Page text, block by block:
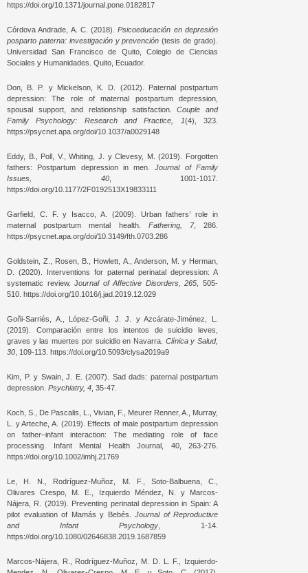
https://doi.org/10.1371/journal.pone.0182817
Córdova Andrade, A. C. (2018).Psicoeducación en depresión
posparto paterna: investigación y prevención (tesis de grado).
Universidad San Francisco de Quito, Colegio de Ciencias
Sociales y Humanidades. Quito, Ecuador.
Don, B. P. y Mickelson, K. D. (2012). Paternal postpartum
depression: The role of maternal postpartum depression,
spousal support, and relationship satisfaction.Couple and
Family Psychology: Research and Practice, 1(4), 323.
https://psycnet.apa.org/doi/10.1037/a0029148
Eddy, B., Poll, V., Whiting, J. y Clevesy, M. (2019). Forgotten
fathers: Postpartum depression in men.Journal of Family
Issues, 40, 1001-1017.
https://doi.org/10.1177/2F0192513X19833111
Garfield, C. F. y Isacco, A. (2009). Urban fathers’ role in
maternal postpartum mental health. Fathering, 7, 286.
https://psycnet.apa.org/doi/10.3149/fth.0703.286
Goldstein, Z., Rosen, B., Howlett, A., Anderson, M. y Herman,
D. (2020). Interventions for paternal perinatal depression: A
systematic review. Journal of Affective Disorders, 265, 505-
510. https://doi.org/10.1016/j.jad.2019.12.029
Goñi-Sarriés, A., López-Goñi, J. J. y Azcárate-Jiménez, L.
(2019). Comparación entre los intentos de suicidio leves,
graves y las muertes por suicidio en Navarra. Clínica y Salud,
30, 109-113. https://doi.org/10.5093/clysa2019a9
Kim, P. y Swain, J. E. (2007). Sad dads: paternal postpartum
depression. Psychiatry, 4, 35-47.
Koch, S., De Pascalis, L., Vivian, F., Meurer Renner, A., Murray,
L. y Arteche, A. (2019). Effects of male postpartum depression
on father–infant interaction: The mediating role of face
processing. Infant Mental Health Journal, 40, 263-276.
https://doi.org/10.1002/imhj.21769
Le, H. N., Rodríguez-Muñoz, M. F., Soto-Balbuena, C.,
Olivares Crespo, M. E., Izquierdo Méndez, N. y Marcos-
Nájera, R. (2019). Preventing perinatal depression in Spain: A
pilot evaluation of Mamás y Bebés. Journal of Reproductive
and Infant Psychology, 1-14.
https://doi.org/10.1080/02646838.2019.1687859
Marcos-Nájera, R., Rodríguez-Muñoz, M. D. L. F., Izquierdo-